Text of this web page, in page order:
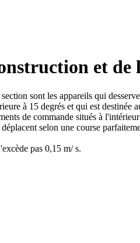
et
sont les appareils qui
à 15 degrés et qui est
de commande situés à
selon une course
pas 0,15 m/ s.